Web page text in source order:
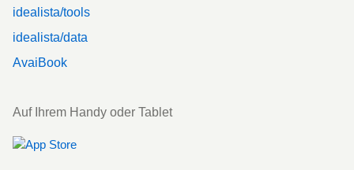
idealista/tools
idealista/data
AvaiBook
Auf Ihrem Handy oder Tablet